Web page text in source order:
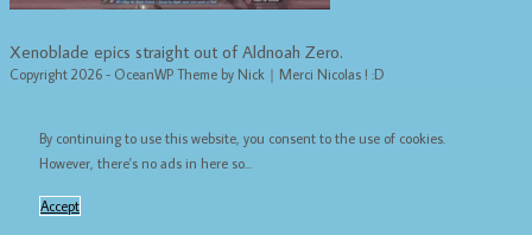
Xenoblade epics straight out of Aldnoah Zero.
Copyright 2026 - OceanWP Theme by Nick｜Merci Nicolas ! :D
By continuing to use this website, you consent to the use of cookies.
However, there's no ads in here so...
Accept